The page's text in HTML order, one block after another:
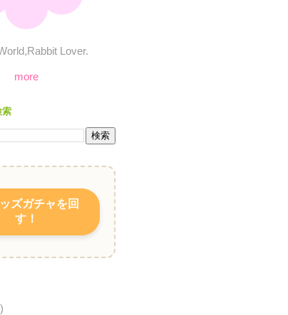
Lover.
more
索
ズガチャを回
す！